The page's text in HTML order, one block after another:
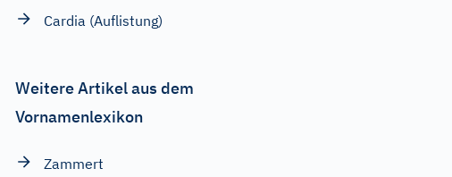
Cardia (Auflistung)
Weitere Artikel aus dem
Vornamenlexikon
Zammert